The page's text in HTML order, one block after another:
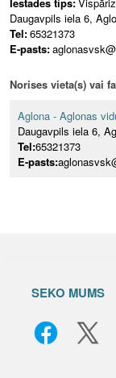
Daugavpils iela 6,
Tel:65321373
E-pasts:
Norises vieta(s) vai
Aglona - Aglonas
Daugavpils iela 6,
Tel:65321373
E-pasts:
SEKO MUMS